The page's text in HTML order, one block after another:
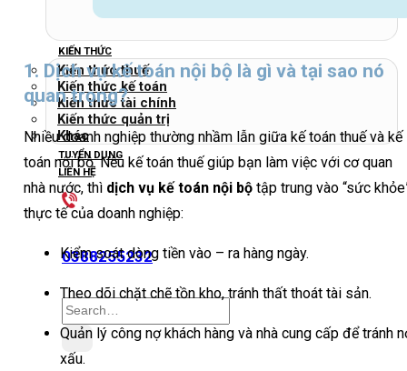
KIẾN THỨC
Kiến thức thuế
Kiến thức kế toán
Kiến thức tài chính
Kiến thức quản trị
Khác
TUYỂN DỤNG
LIÊN HỆ
0388255232
Search
for:
1. Dịch vụ kế toán nội bộ là gì và tại sao nó
quan trọng?
Nhiều doanh nghiệp thường nhầm lẫn giữa kế toán thuế và kế
toán nội bộ. Nếu kế toán thuế giúp bạn làm việc với cơ quan
nhà nước, thì dịch vụ kế toán nội bộ tập trung vào “sức
thực tế của doanh nghiệp:
Kiểm soát dòng tiền vào – ra hàng ngày.
Theo dõi chặt chẽ tồn kho, tránh thất thoát tài sản.
Quản lý công nợ khách hàng và nhà cung cấp để tránh
xấu.